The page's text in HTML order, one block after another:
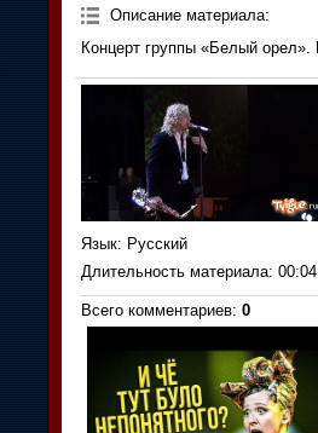
Описание материала:
Концерт группы «Белый
Язык: Русский
Длительность материала:
Всего комментариев: 0